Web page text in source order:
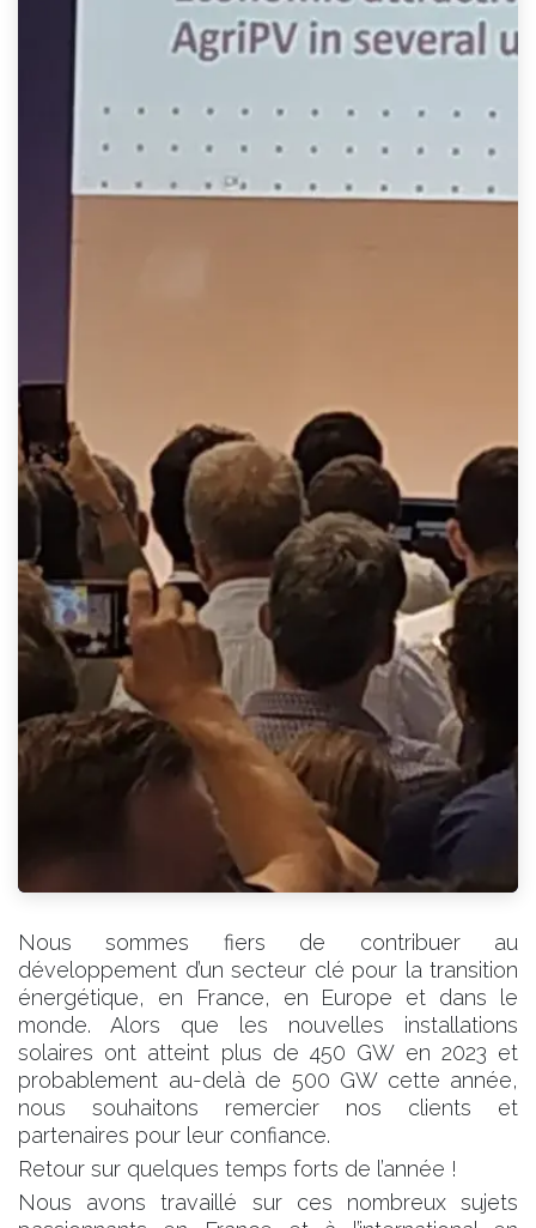
Nous sommes fiers de contribuer au
développement d’un secteur clé pour la transition
énergétique, en France, en Europe et dans le
monde. Alors que les nouvelles installations
solaires ont atteint plus de 450 GW en 2023 et
probablement au-delà de 500 GW cette année,
nous souhaitons remercier nos clients et
partenaires pour leur confiance.
Retour sur quelques temps forts de l’année !
Nous avons travaillé sur ces nombreux sujets